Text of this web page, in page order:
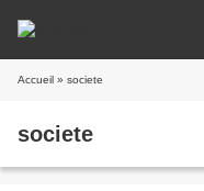
Accueil » societe
societe